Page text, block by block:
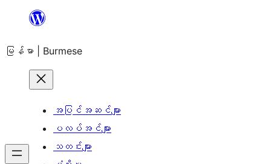
အကြောင်းအရာ
ကျော်သွား
မြန်မာ | Burmese
အပြင်အဆင်များ
ပလပ်အင်များ
သတင်းများ